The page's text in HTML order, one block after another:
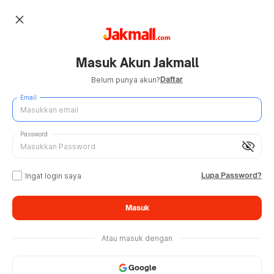
close
Masuk Akun Jakmall
Belum punya akun?Daftar
Email
visibility_off
Password
Ingat login saya Lupa Password?
Masuk
Atau masuk dengan
Google